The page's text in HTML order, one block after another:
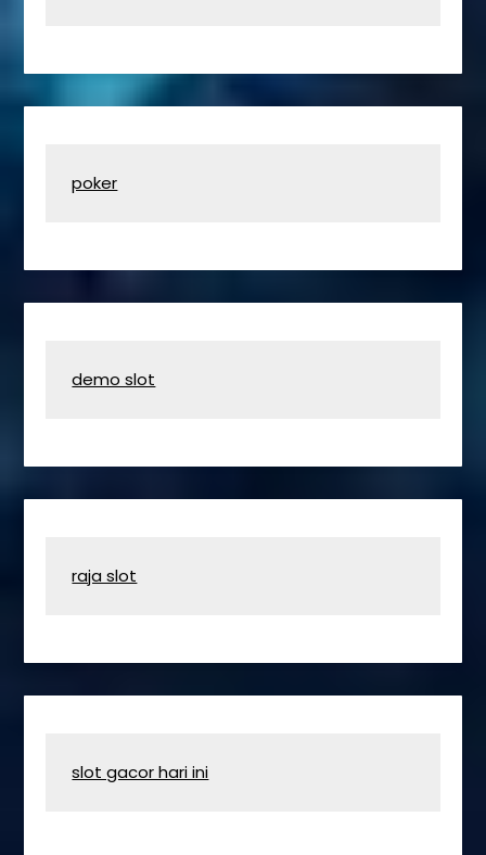
poker
demo slot
raja slot
slot gacor hari ini